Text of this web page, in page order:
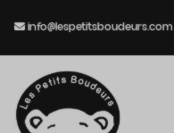
info@lespetitsboudeurs.com